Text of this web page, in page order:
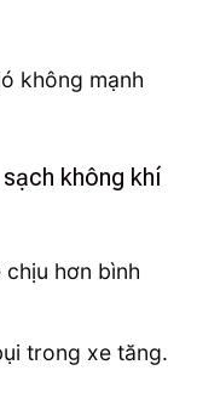
không mạnh
không khí
hơn bình
trong xe tăng.